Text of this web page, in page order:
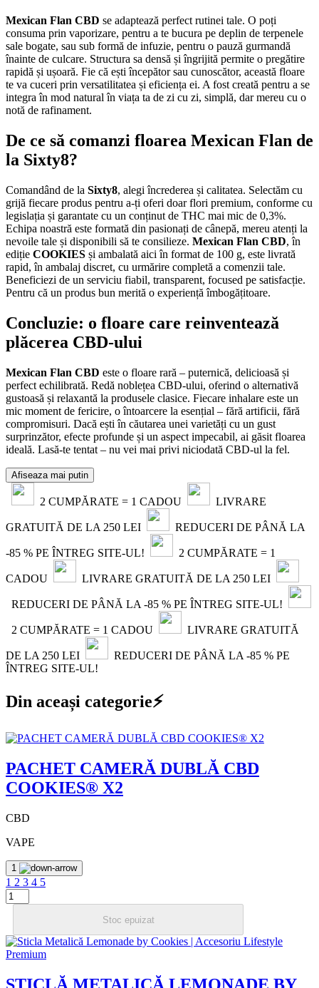
Mexican Flan CBD se adaptează perfect rutinei tale. O poți
consuma prin vaporizare, pentru a te bucura pe deplin de terpenele
sale bogate, sau sub formă de infuzie, pentru o pauză gurmandă
înainte de culcare. Structura sa densă și îngrijită permite o pregătire
rapidă și ușoară. Fie că ești începător sau cunoscător, această floare
te va cuceri prin versatilitatea și eficiența ei. A fost creată pentru a se
integra în mod natural în viața ta de zi cu zi, simplă, dar mereu cu o
notă de rafinament.
De ce să comanzi floarea Mexican Flan de
la Sixty8?
Comandând de la Sixty8, alegi încrederea și calitatea. Selectăm cu
grijă fiecare produs pentru a-ți oferi doar flori premium, conforme cu
legislația și garantate cu un conținut de THC mai mic de 0,3%.
Echipa noastră este formată din pasionați de cânepă, mereu atenți la
nevoile tale și disponibili să te consilieze. Mexican Flan CBD, în
ediție COOKIES și ambalată aici în format de 100 g, este livrată
rapid, în ambalaj discret, cu urmărire completă a comenzii tale.
Beneficiezi de un serviciu fiabil, transparent, focused pe satisfacție.
Pentru că un produs bun merită o experiență îmbogățitoare.
Concluzie: o floare care reinventează
plăcerea CBD-ului
Mexican Flan CBD este o floare rară – puternică, delicioasă și
perfect echilibrată. Redă noblețea CBD-ului, oferind o alternativă
gustoasă și relaxantă la produsele clasice. Fiecare inhalare este un
mic moment de fericire, o întoarcere la esențial – fără artificii, fără
compromisuri. Dacă ești în căutarea unei varietăți cu un gust
surprinzător, efecte profunde și un aspect impecabil, ai găsit floarea
ideală. Lasă-te tentat – nu vei mai privi niciodată CBD-ul la fel.
Afiseaza mai putin
2 CUMPĂRATE = 1 CADOU LIVRARE
GRATUITĂ DE LA 250 LEI REDUCERI DE PÂNĂ LA
-85 % PE ÎNTREG SITE-UL! 2 CUMPĂRATE = 1
CADOU LIVRARE GRATUITĂ DE LA 250 LEI
REDUCERI DE PÂNĂ LA -85 % PE ÎNTREG SITE-UL!
2 CUMPĂRATE = 1 CADOU LIVRARE GRATUITĂ
DE LA 250 LEI
REDUCERI DE PÂNĂ LA -85 % PE
ÎNTREG SITE-UL!
Din aceași categorie⚡
PACHET CAMERĂ DUBLĂ CBD
COOKIES® X2
CBD
VAPE
1
1 2 3 4 5
Stoc epuizat